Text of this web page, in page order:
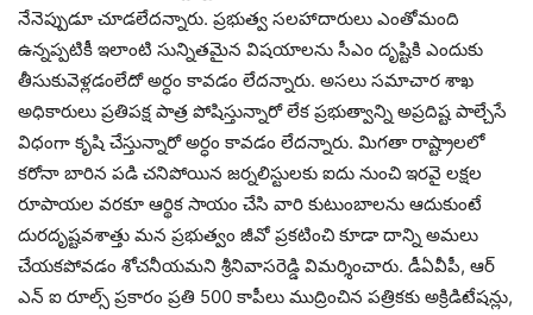
నేనెప్పుడూ చూడలేదన్నారు. ప్రభుత్వ సలహాదారులు ఎంతోమంది
ఉన్నప్పటికీ ఇలాంటి సున్నితమైన విషయాలను సీఎం దృష్టికి ఎందుకు
తీసుకువెళ్లడంలేదో అర్ధం కావడం లేదన్నారు. అసలు సమాచార శాఖ
అధికారులు ప్రతిపక్ష పాత్ర పోషిస్తున్నారో లేక ప్రభుత్వాన్ని అప్రదిష్ట పాల్చేసే
విధంగా కృషి చేస్తున్నారో అర్ధం కావడం లేదన్నారు. మిగతా రాష్ట్రాలలో
కరోనా బారిన పడి చనిపోయిన జర్నలిస్టులకు ఐదు నుంచి ఇరవై లక్షల
రూపాయల వరకూ ఆర్థిక సాయం చేసి వారి కుటుంబాల‌ను ఆదుకుంటే
దురదృష్టవశాత్తు మన ప్రభుత్వం జీవో ప్రకటించి కూడా దాన్ని అమలు
చేయకపోవడం శోచ‌నీయమని శ్రీనివాసరెడ్డి విమర్శించారు. డీఏవీపీ, ఆర్
ఎన్ ఐ రూల్స్ ప్రకారం ప్రతి 500 కాపీలు ముద్రించిన పత్రికకు అక్రిడిటేషన్లు,